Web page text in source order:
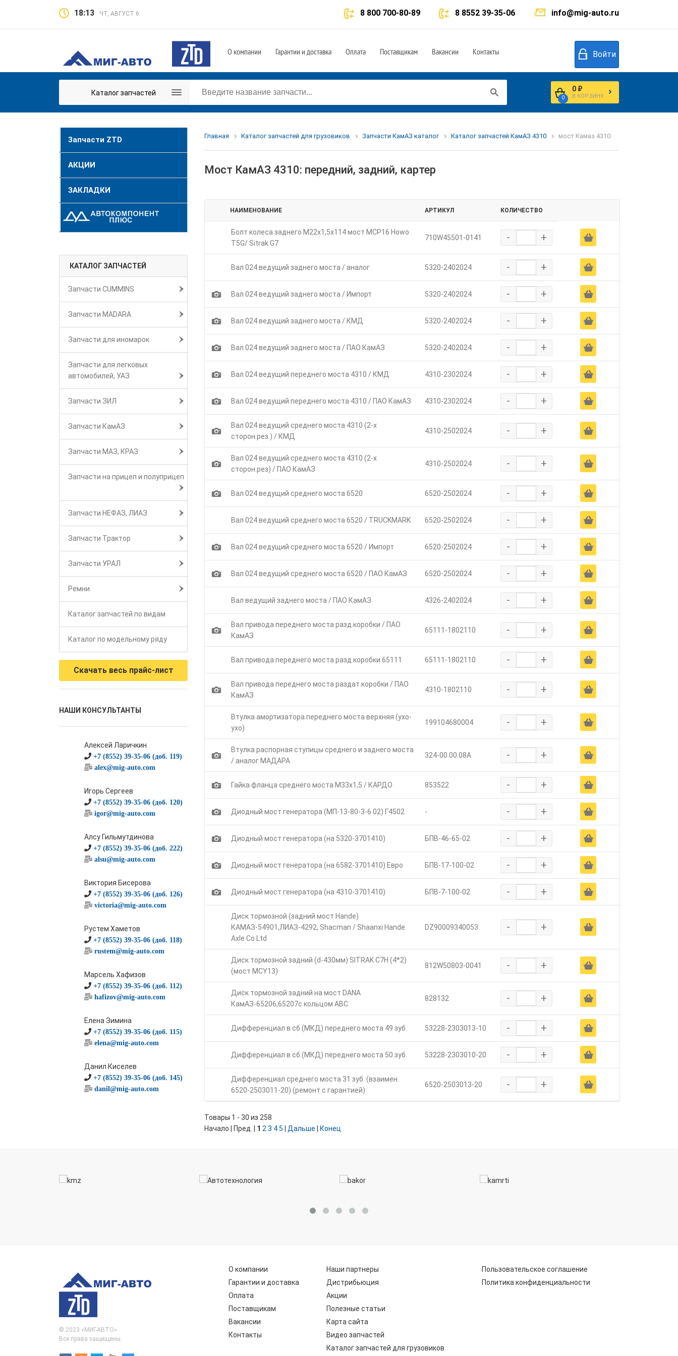
18:13 ЧТ, АВГУСТ 6 info@mig-auto.ru
8 8552 39-35-06
8 800 700-80-89
О компании Гарантии и доставка Оплата Поставщикам Вакансии Контакты Войти
Каталог запчастей
0
0 ₽
В КОРЗИНУ
Запчасти ZTD
АКЦИИ
ЗАКЛАДКИ
КАТАЛОГ ЗАПЧАСТЕЙ
Запчасти CUMMINS
Запчасти MADARA
Запчасти для иномарок
Запчасти для легковых
автомобилей, УАЗ
Запчасти ЗИЛ
Запчасти КамАЗ
Запчасти МАЗ, КРАЗ
Запчасти на прицеп и полуприцеп
Запчасти НЕФАЗ, ЛИАЗ
Запчасти Трактор
Запчасти УРАЛ
Ремни
Каталог запчастей по видам
Каталог по модельному ряду
Скачать весь прайс-лист
НАШИ КОНСУЛЬТАНТЫ
Алексей Ларичкин
+7 (8552) 39-35-06 (доб. 119)
alex@mig-auto.com
Игорь Сергеев
+7 (8552) 39-35-06 (доб. 120)
igor@mig-auto.com
Алсу Гильмутдинова
+7 (8552) 39-35-06 (доб. 222)
alsu@mig-auto.com
Виктория Бисерова
+7 (8552) 39-35-06 (доб. 126)
victoria@mig-auto.com
Рустем Хаметов
+7 (8552) 39-35-06 (доб. 118)
rustem@mig-auto.com
Марсель Хафизов
+7 (8552) 39-35-06 (доб. 112)
hafizov@mig-auto.com
Елена Зимина
+7 (8552) 39-35-06 (доб. 115)
elena@mig-auto.com
Данил Киселев
+7 (8552) 39-35-06 (доб. 145)
danil@mig-auto.com
Главная Каталог запчастей для грузовиков Запчасти КамАЗ каталог Каталог запчастей КамАЗ 4310 мост Камаз 4310
Мост КамАЗ 4310: передний, задний, картер
НАИМЕНОВАНИЕ АРТИКУЛ КОЛИЧЕСТВО
Болт колеса заднего М22х1,5х114 мост MCP16 Howo
T5G/ Sitrak G7
710W45501-0141 - + Ä
Вал 024 ведущий заднего моста / аналог 5320-2402024 - + Ä
1 Вал 024 ведущий заднего моста / Импорт 5320-2402024 - + Ä
1 Вал 024 ведущий заднего моста / КМД 5320-2402024 - + Ä
1 Вал 024 ведущий заднего моста / ПАО КамАЗ 5320-2402024 - + Ä
1 Вал 024 ведущий переднего моста 4310 / КМД 4310-2302024 - + Ä
1 Вал 024 ведущий переднего моста 4310 / ПАО КамАЗ 4310-2302024 - + Ä
1
Вал 024 ведущий среднего моста 4310 (2-х
сторон.рез.) / КМД
4310-2502024 - + Ä
1
Вал 024 ведущий среднего моста 4310 (2-х
сторон.рез) / ПАО КамАЗ
4310-2502024 - + Ä
1 Вал 024 ведущий среднего моста 6520 6520-2502024 - + Ä
Вал 024 ведущий среднего моста 6520 / TRUCKMARK 6520-2502024 - + Ä
1 Вал 024 ведущий среднего моста 6520 / Импорт 6520-2502024 - + Ä
1 Вал 024 ведущий среднего моста 6520 / ПАО КамАЗ 6520-2502024 - + Ä
Вал ведущий заднего моста / ПАО КамАЗ 4326-2402024 - + Ä
1
Вал привода переднего моста разд.коробки / ПАО
КамАЗ
65111-1802110 - + Ä
Вал привода переднего моста разд.коробки 65111 65111-1802110 - + Ä
1
Вал привода переднего моста раздат.коробки / ПАО
КамАЗ
4310-1802110 - + Ä
Втулка амортизатора переднего моста верхняя (ухо-
ухо)
199104680004 - + Ä
1
Втулка распорная ступицы среднего и заднего моста
/ аналог МАДАРА
324-00.00.08А - + Ä
1 Гайка фланца среднего моста М33х1,5 / КАРДО 853522 - + Ä
1 Диодный мост генератора (МП-13-80-3-6 02) Г4502 - - + Ä
1 Диодный мост генератора (на 5320-3701410) БПВ-46-65-02 - + Ä
1 Диодный мост генератора (на 6582-3701410) Евро БПВ-17-100-02 - + Ä
1 Диодный мост генератора (на 4310-3701410) БПВ-7-100-02 - + Ä
Диск тормозной (задний мост Hande)
КАМАЗ-54901,ЛИАЗ-4292, Shacman / Shaanxi Hande
Axle Co Ltd
DZ90009340053 - + Ä
Диск тормозной задний (d-430мм) SITRAK C7H (4*2)
(мост MCY13)
812W50803-0041 - + Ä
Диск тормозной задний на мост DANA
КамАЗ-65206,65207с кольцом ABC
828132 - + Ä
Дифференциал в сб.(МКД) переднего моста 49 зуб. 53228-2303013-10 - + Ä
Дифференциал в сб.(МКД) переднего моста 50 зуб. 53228-2303010-20 - + Ä
Дифференциал среднего моста 31 зуб. (взаимен.
6520-2503011-20) (ремонт с гарантией)
6520-2503013-20 - + Ä
Товары 1 - 30 из 258
Начало | Пред. | 1 2 3 4 5 Дальше Конец
© 2023 «МИГ-АВТО»
Все права защищены.
О компании
Гарантии и доставка
Оплата
Поставщикам
Вакансии
Контакты
Наши партнеры
Дистрибьюция
Акции
Полезные статьи
Карта сайта
Видео запчастей
Каталог запчастей для грузовиков
Пользовательское соглашение
Политика конфиденциальности